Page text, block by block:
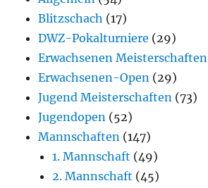
Blitzschach (17)
DWZ-Pokalturniere (29)
Erwachsenen Meisterschaften
Erwachsenen-Open (29)
Jugend Meisterschaften (73)
Jugendopen (52)
Mannschaften (147)
1. Mannschaft (49)
2. Mannschaft (45)